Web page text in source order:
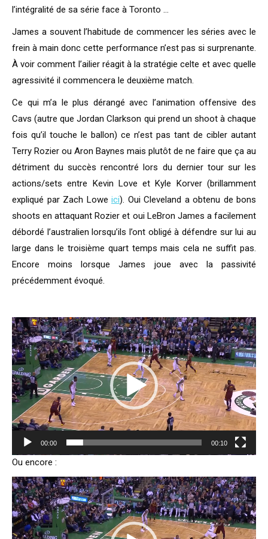
l’intégralité de sa série face à Toronto …
James a souvent l’habitude de commencer les séries avec le
frein à main donc cette performance n’est pas si surprenante.
À voir comment l’ailier réagit à la stratégie celte et avec quelle
agressivité il commencera le deuxième match.
Ce qui m’a le plus dérangé avec l’animation offensive des
Cavs (autre que Jordan Clarkson qui prend un shoot à chaque
fois qu’il touche le ballon) ce n’est pas tant de cibler autant
Terry Rozier ou Aron Baynes mais plutôt de ne faire que ça au
détriment du succès rencontré lors du dernier tour sur les
actions/sets entre Kevin Love et Kyle Korver (brillamment
expliqué par Zach Lowe ici). Oui Cleveland a obtenu de bons
shoots en attaquant Rozier et oui LeBron James a facilement
débordé l’australien lorsqu’ils l’ont obligé à défendre sur lui au
large dans le troisième quart temps mais cela ne suffit pas.
Encore moins lorsque James joue avec la passivité
précédemment évoqué.
Lecteur
vidéo
00:00 00:10
Ou encore :
Lecteur
vidéo